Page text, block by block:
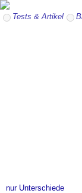
Tests & Artikel
nur Unterschiede